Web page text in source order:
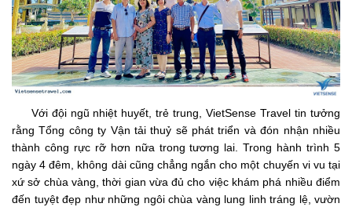
Với đội ngũ nhiệt huyết, trẻ trung, VietSense Travel tin tưởng
rằng Tổng công ty Vận tải thuỷ sẽ phát triển và đón nhận nhiều
thành công rực rỡ hơn nữa trong tương lai. Trong hành trình 5
ngày 4 đêm, không dài cũng chẳng ngắn cho một chuyến vi vu tại
xứ sở chùa vàng, thời gian vừa đủ cho việc khám phá nhiều điểm
đến tuyệt đẹp như những ngôi chùa vàng lung linh tráng lệ, vườn